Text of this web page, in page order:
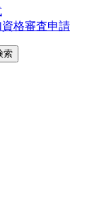
格審査申請